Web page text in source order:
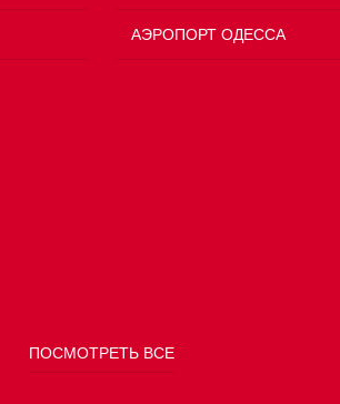
АЭРОПОРТ ОДЕССА
ПОСМОТРЕТЬ ВСЕ